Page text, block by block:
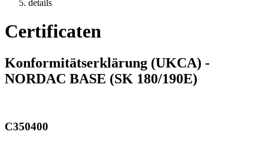
details
Certificaten
Konformitätserklärung (UKCA) -
NORDAC BASE (SK 180/190E)
C350400